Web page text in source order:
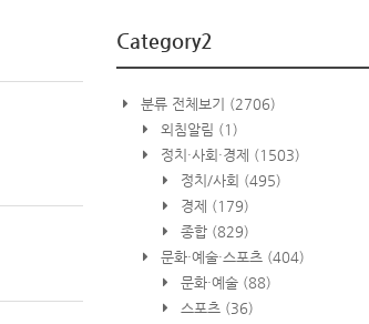
Category2
분류 전체보기 (2706)
외침알림 (1)
정치·사회·경제 (1503)
정치/사회 (495)
경제 (179)
종합 (829)
문화·예술·스포츠 (404)
문화·예술 (88)
스포츠 (36)